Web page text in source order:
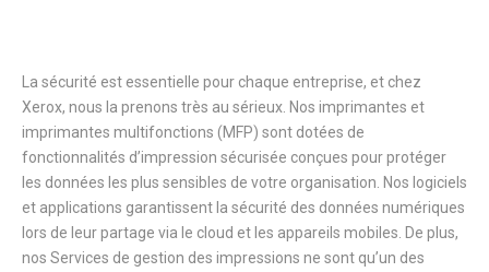
La sécurité est essentielle pour chaque entreprise, et chez
Xerox, nous la prenons très au sérieux. Nos imprimantes et
imprimantes multifonctions (MFP) sont dotées de
fonctionnalités d’impression sécurisée conçues pour protéger
les données les plus sensibles de votre organisation. Nos logiciels
et applications garantissent la sécurité des données numériques
lors de leur partage via le cloud et les appareils mobiles. De plus,
nos Services de gestion des impressions ne sont qu’un des